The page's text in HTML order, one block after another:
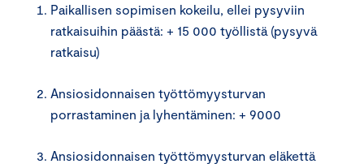
Paikallisen sopimisen kokeilu, ellei pysyviin
ratkaisuihin päästä: + 15 000 työllistä (pysyvä
ratkaisu)
Ansiosidonnaisen työttömyysturvan
porrastaminen ja lyhentäminen: + 9000
Ansiosidonnaisen työttömyysturvan eläkettä